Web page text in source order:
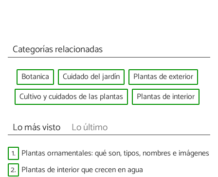
Categorías relacionadas
Botanica Cuidado del jardín
Plantas de exterior
Cultivo y cuidados de las plantas
Plantas de interior
Lo más visto Lo último
1. Plantas ornamentales: qué son, tipos, nombres e imágenes
2. Plantas de interior que crecen en agua